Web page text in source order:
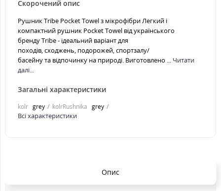
Скорочений опис
Рушник Tribe Pocket Towel з мікрофібри Легкий і
компактний рушник Pocket Towel від українського
бренду Tribe - ідеальний варіант для
походів, сходжень, подорожей, спортзалу/
басейну та відпочинку на природі. Виготовлено ... Читати
далі...
Загальні характеристики
kolr grey kolrRushnika grey
Всі характеристики
Опис